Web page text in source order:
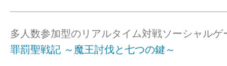
多人数参加型のリアルタイム対戦ソーシャルゲ
罪罰聖戦記 ～魔王討伐と七つの鍵～